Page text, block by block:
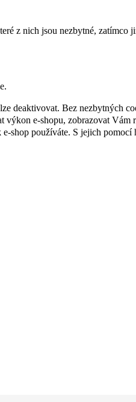
z nich jsou nezbytné,
deaktivovat. Bez nezbytných
výkon e-shopu, zobrazovat
shop používáte. S jejich pomocí